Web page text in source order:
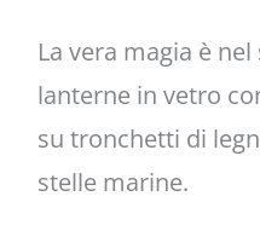
La vera magia è
lanterne in vetro
su tronchetti di
stelle marine.